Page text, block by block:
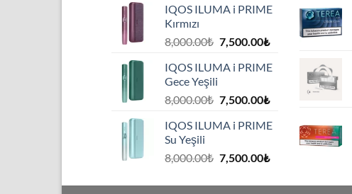
8,000.00₺.fiyat:
7,500.00₺.
IQOS ILUMA i PRIME
Kırmızı
8,000.00₺ Orijinal
8,000.00₺.
7,500.00₺Şu
fiyat:
7,500.00₺.
IQOS ILUMA i PRIME
Gece Yeşili
8,000.00₺ Orijinal
8,000.00₺.
7,500.00₺Şu
fiyat:
7,500.00₺.
IQOS ILUMA i PRIME
Su Yeşili
8,000.00₺ Orijinal
8,000.00₺.
7,500.00₺Şu
fiyat: